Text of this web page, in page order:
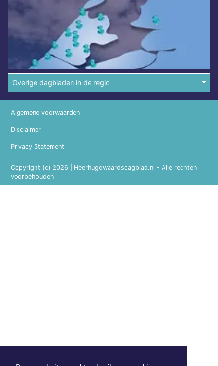
Overige dagbladen in de regio
Copyright (c) 2026 | Heerhugowaardsdagblad.nl - Alle rechten
voorbehouden
Algemene voorwaarden
Disclaimer
Privacy Statement